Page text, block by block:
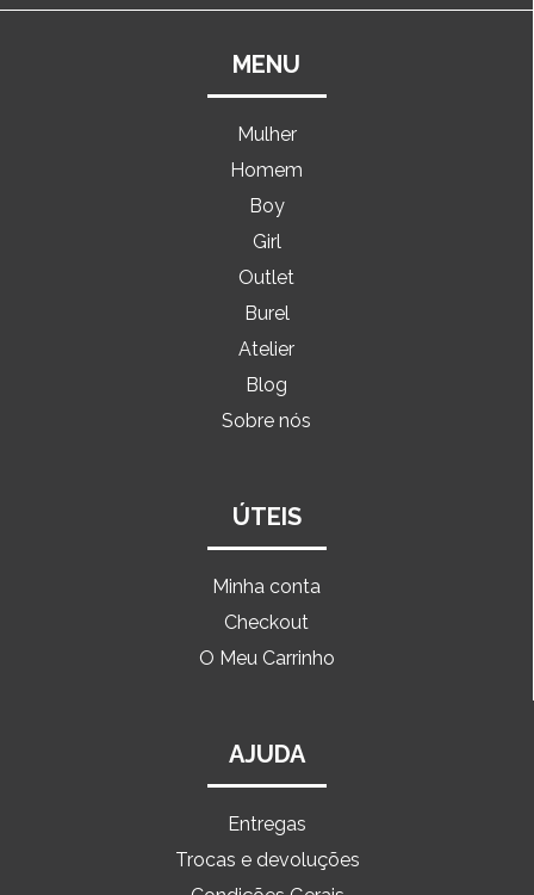
MENU
Mulher
Homem
Boy
Girl
Outlet
Burel
Atelier
Blog
Sobre nós
ÚTEIS
Minha conta
Checkout
O Meu Carrinho
AJUDA
Entregas
Trocas e devoluções